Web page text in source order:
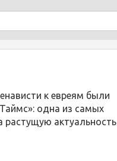
к евреям были
одна из самых
растущую актуальность